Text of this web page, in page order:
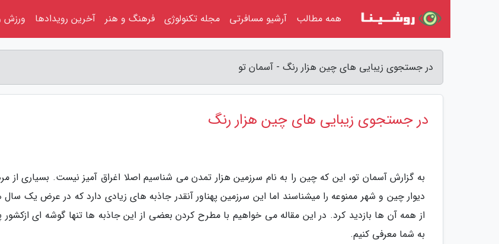
در جستجوی زیبایی های چین هزار رنگ - آسمان تو
در جستجوی زیبایی های چین هزار رنگ
به گزارش آسمان تو، این که چین را به نام سرزمین هزار تمدن می شناسیم اصلا اغراق آمیز نیست. بسیاری از
دیوار چین و شهر ممنوعه را میشناسند اما این سرزمین پهناور آنقدر جاذبه های زیادی دارد که در عرض یک
از همه آن ها بازدید کرد. در این مقاله می خواهیم با مطرح کردن بعضی از این جاذبه ها تنها گوشه ای ازکشور
به شما معرفی کنیم.
همه مطالب آرشیو مسافرتی مجله تکنولوژی فرهنگ و هنر آخرین رویدادها ورزش